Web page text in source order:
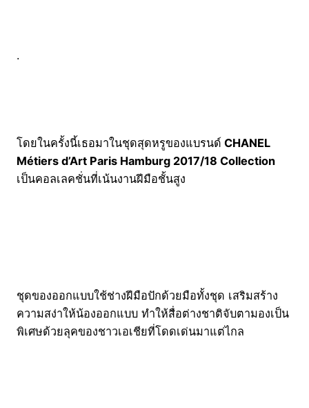
.
โดยในครั้งนี้เธอมาในชุดสุดหรูของแบรนด์ CHANEL
Métiers d’Art Paris Hamburg 2017/18 Collection
เป็นคอลเลคชั่นที่เน้นงานฝีมือชั้นสูง
ชุดของออกแบบใช้ช่างฝีมือปักด้วยมือทั้งชุด เสริมสร้าง
ความสง่าให้น้องออกแบบ ทำให้สื่อต่างชาติจับตามองเป็น
พิเศษด้วยลุคของชาวเอเชียที่โดดเด่นมาแต่ไกล